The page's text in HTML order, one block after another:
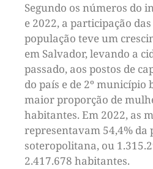
Segundo os números do
e 2022, a participação
população teve um
em Salvador, levando a
passado, aos postos de
do país e de 2º município
maior proporção de
habitantes. Em 2022, as
representavam 54,4% da
soteropolitana, ou
2.417.678 habitantes.